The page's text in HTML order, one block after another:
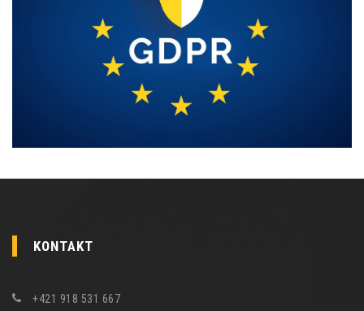
KONTAKT
+421 918 531 667